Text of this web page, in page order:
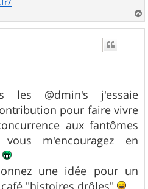
a
les @dmin's j'essaie
pour faire vivre
aux fantômes
m'encouragez en
une idée pour un
"histoires drôles"